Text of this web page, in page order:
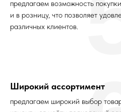
предлагаем возможность
и в розницу, что позволяет
различных клиентов.
Широкий ассортимент
предлагаем широкий выбор